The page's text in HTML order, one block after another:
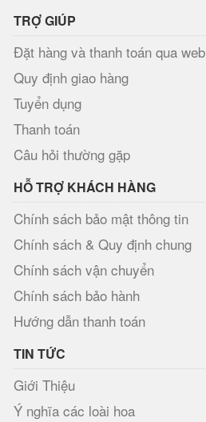
TRỢ GIÚP
Đặt hàng và thanh toán qua web
Quy định giao hàng
Tuyển dụng
Thanh toán
Câu hỏi thường gặp
HỖ TRỢ KHÁCH HÀNG
Chính sách bảo mật thông tin
Chính sách & Quy định chung
Chính sách vận chuyển
Chính sách bảo hành
Hướng dẫn thanh toán
TIN TỨC
Giới Thiệu
Ý nghĩa các loài hoa